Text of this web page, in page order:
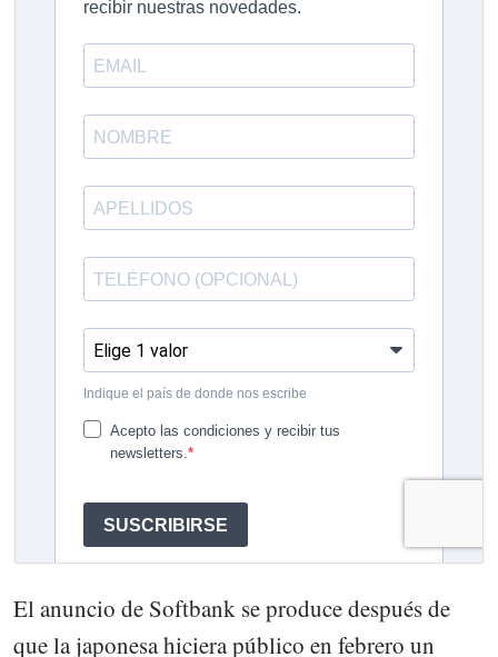
El anuncio de Softbank se produce después de
que la japonesa hiciera público en febrero un